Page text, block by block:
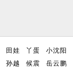
田娃 丫蛋
小沈阳
孙越 候震 岳云鹏